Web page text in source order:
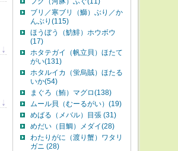
ブリ／寒ブリ（鰤）ぶり／か
んぶり(115)
ほうぼう（魴鯡）ホウボウ
(17)
ホタテガイ（帆立貝）ほたて
がい(131)
ホタルイカ（蛍烏賊）ほたる
いか(54)
まぐろ（鮪）マグロ(138)
ムール貝（むーるがい）(19)
めばる（メバル）目張 (31)
めだい（目鯛）メダイ(28)
わたりがに（渡り蟹）ワタリ
ガニ (28)